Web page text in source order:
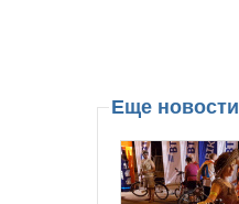
Еще новости